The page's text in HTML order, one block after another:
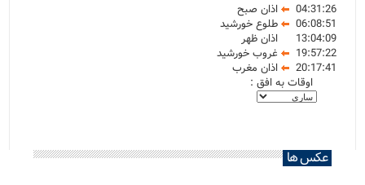
04:31:26
اذان صبح
06:08:51
طلوع خورشید
13:04:09
اذان ظهر
19:57:22
غروب خورشید
20:17:41
اذان مغرب
اوقات به افق :
عکس ها